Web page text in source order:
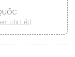
chi tiết)